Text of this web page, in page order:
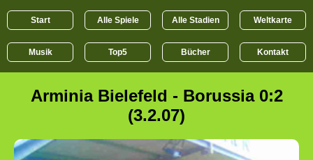
Start Alle Spiele Alle Stadien Weltkarte
Musik Top5 Bücher Kontakt
Arminia Bielefeld - Borussia 0:2
(3.2.07)